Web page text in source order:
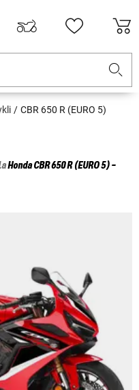
CBR 650 R (EURO 5)
HondaCBR 650 R (EURO 5) -